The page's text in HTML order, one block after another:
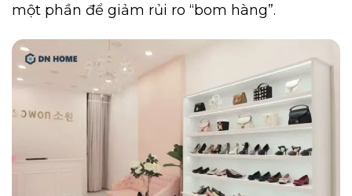
một phần để giảm rủi ro “bom hàng”.